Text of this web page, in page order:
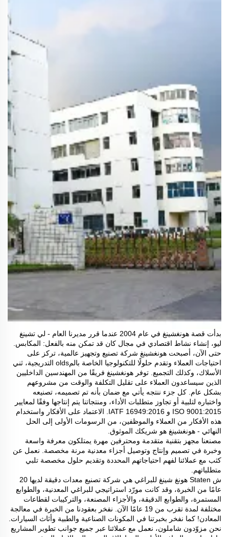
بدأت قصة هونغشينغ في عام 2004 عندما قرر مديرنا العام - لي تشينغ
ليو، إنشاء نشاط اقتصادي في مجال كان قد تمكن منه بالفعل: المكابس.
حتى الآن، أصبحت هونغشينغ شركة تصنيع وتجهيز عالمية، تركز على
احتياجات العملاء وتقدم حلولًا للتكنولوجيا الخاصة بالمolds التدريجية، ثني
الأسلاك، وكذلك التجميع. توفر هونغشينغ فريقًا من المهندسين الداخليين
الذين سيساعدون العملاء على تقليل التكلفة والوقت من مشروعهم
بشكل عام. كل جزء ننتجه يأتي مع ضمان بأنه تم تصميمه، تصنيعه
واختباره لتلبية أو تجاوز متطلبات الأداء، ومنتجاتنا يتم إنتاجها وفقًا لمعايير
ISO 9001:2015 و IATF 16949:2016. الاعتماد على الأفكار واستخدام
هذه الأفكار من العملاء والموظفين، من الرسومات الأولى إلى الحل
النهائي - هونغشينغ هو شريكك الموثوق.
مصنعنا مجهز بتقنية متقدمة ومحترفين مهرة يمتلكون معرفة واسعة
وخبرة في تصميم وإنتاج وتوصيل أجزاء معدنية مرنة مخصصة. نعمل عن
كثب مع عملائنا لفهم احتياجاتهم المحددة وتقديم حلول مخصصة تلبي
متطلباتهم.
ش Staten هونغ شينغ للبراغي هي شركة تصنيع معدات دقيقة لديها 20
عامًا من الخبرة، وقد كانت مورّد استراتيجي للبراغي المعدنية، والطوابع
المستمرة، والطوابع الدقيقة، والأجزاء المصنعة، والتركيبات لقطاعات
مختلفة لمدة تقرب من 19 عامًا الآن. نفخر بعقودنا من الخبرة في معالجة
المعادن! كما نفخر بخبرتنا في المكونات الصناعية والطبية وأثاث السيارات.
نحن مزوّدون شاملون، نعمل مع عملائنا عبر جميع جوانب تطوير المشاريع